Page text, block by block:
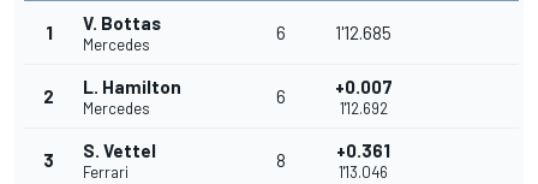
1 V. Bottas
Mercedes
6 1'12.685
2 L. Hamilton
Mercedes
6 +0.007
1'12.692
3 S. Vettel
Ferrari
8 +0.361
1'13.046